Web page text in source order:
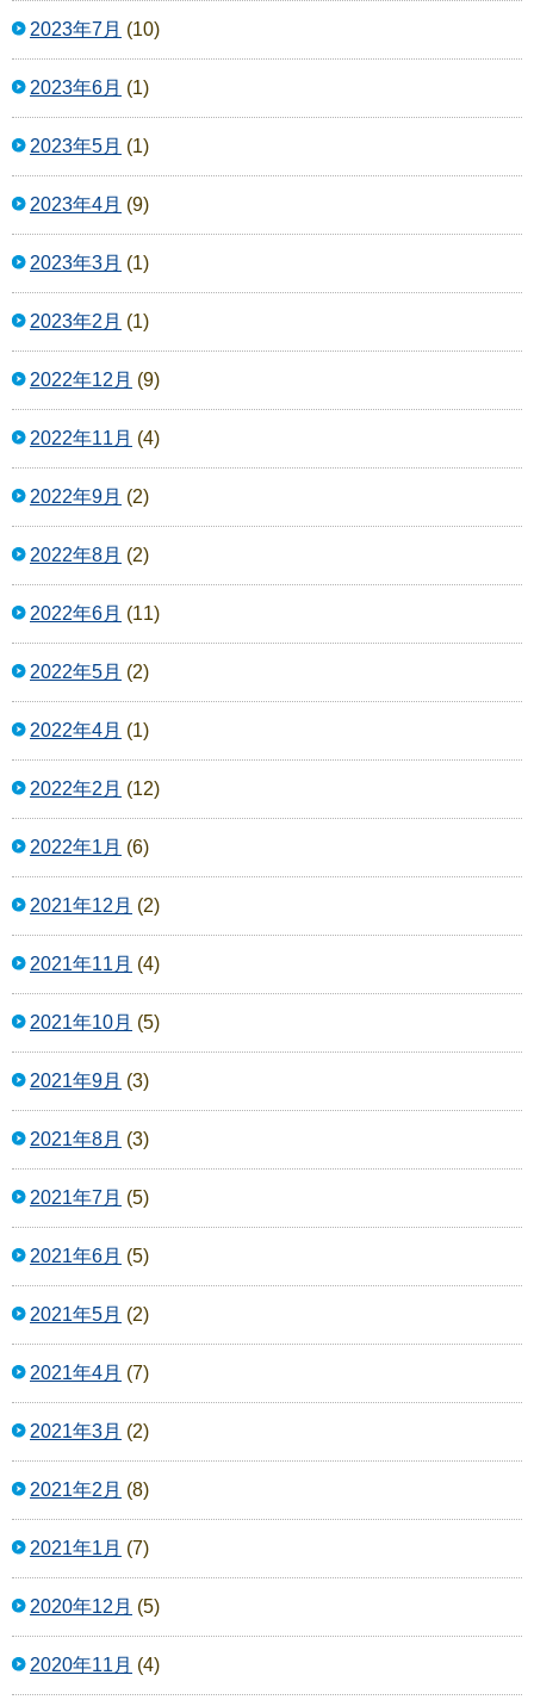
2023年7月 (10)
2023年6月 (1)
2023年5月 (1)
2023年4月 (9)
2023年3月 (1)
2023年2月 (1)
2022年12月 (9)
2022年11月 (4)
2022年9月 (2)
2022年8月 (2)
2022年6月 (11)
2022年5月 (2)
2022年4月 (1)
2022年2月 (12)
2022年1月 (6)
2021年12月 (2)
2021年11月 (4)
2021年10月 (5)
2021年9月 (3)
2021年8月 (3)
2021年7月 (5)
2021年6月 (5)
2021年5月 (2)
2021年4月 (7)
2021年3月 (2)
2021年2月 (8)
2021年1月 (7)
2020年12月 (5)
2020年11月 (4)